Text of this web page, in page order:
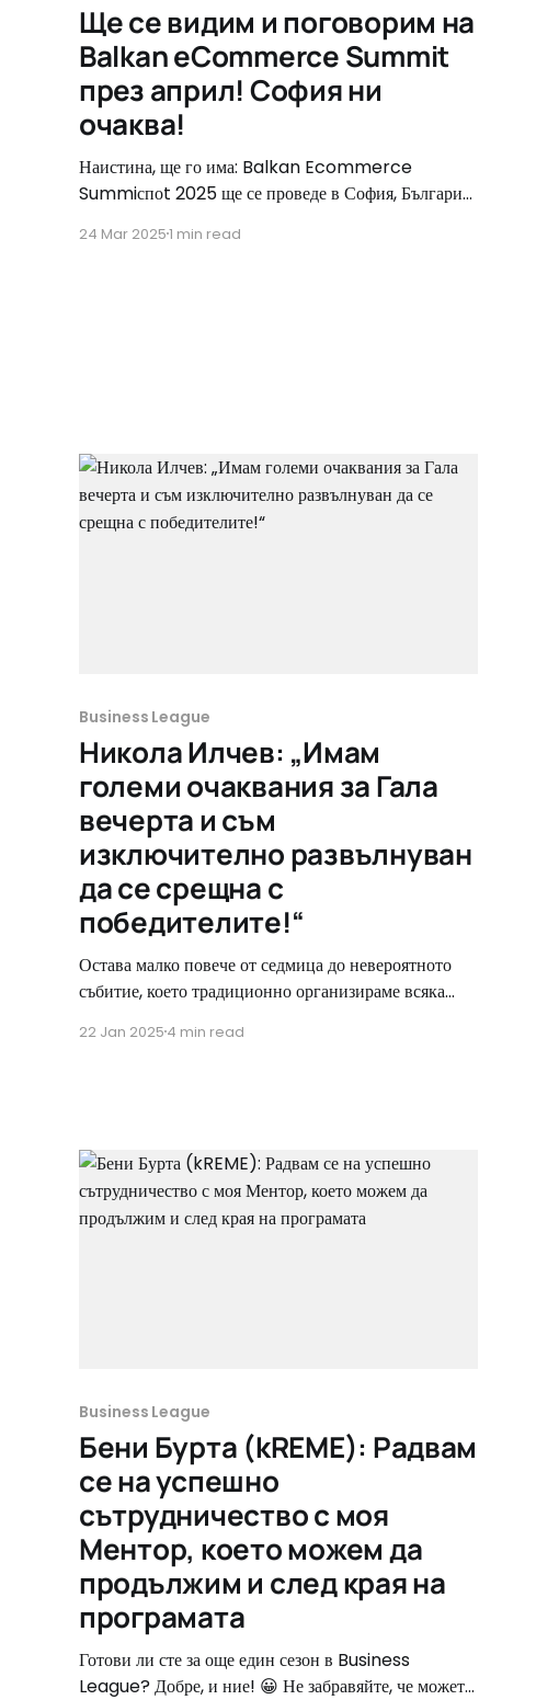
Ще се видим и поговорим на
Balkan eCommerce Summit
през април! София ни
очаква!
Наистина, ще го има: Balkan Ecommerce
Summiспоt 2025 ще се проведе в София, България,
което да не пропускате следващия месец – без
24 Mar 20251 min read
Business League
Никола Илчев: „Имам
големи очаквания за Гала
вечерта и съм
изключително развълнуван
да се срещна с
победителите!“
Остава малко повече от седмица до невероятното
събитие, което традиционно организираме всяка
League Awards Gala! На 29-ти ще бъдем
22 Jan 2025 4 min read
Business League
Бени Бурта (kREME): Радвам
се на успешно
сътрудничество с моя
Ментор, което можем да
продължим и след края на
програмата
Готови ли сте за още един сезон в Business
League? Добре, и ние! 😀 Не забравяйте, че можете